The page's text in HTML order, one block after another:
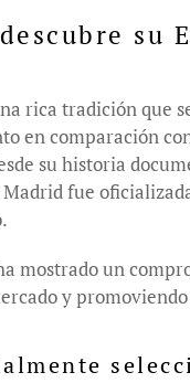
su
rica tradición que
en comparación
su historia
fue
mostrado un
y